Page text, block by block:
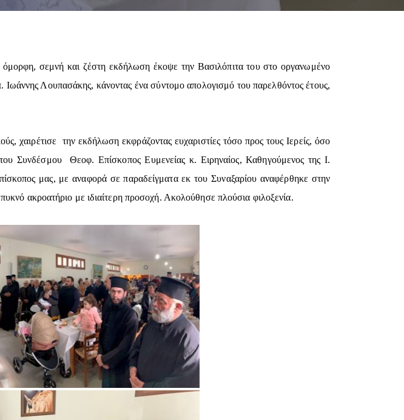
σεμνή και ζέστη εκδήλωση έκοψε την Βασιλόπιτα του στο οργανωμένο
Λουπασάκης, κάνοντας ένα σύντομο απολογισμό του παρελθόντος έτους,
χαιρέτισε την εκδήλωση εκφράζοντας ευχαριστίες τόσο προς τους Ιερείς, όσο
Συνδέσμου Θεοφ. Επίσκοπος Ευμενείας κ. Ειρηναίος, Καθηγούμενος της Ι.
μας, με αναφορά σε παραδείγματα εκ του Συναξαρίου αναφέρθηκε στην
ακροατήριο με ιδιαίτερη προσοχή. Ακολούθησε πλούσια φιλοξενία.